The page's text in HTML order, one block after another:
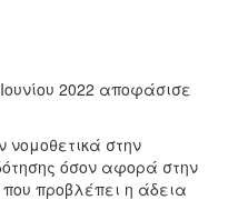
2022 αποφάσισε
στην
όσον αφορά στην
προβλέπει η άδεια